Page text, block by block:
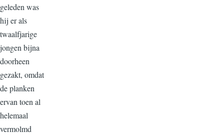
geleden was
hij er als
twaalfjarige
jongen bijna
doorheen
gezakt, omdat
de planken
ervan toen al
helemaal
vermolmd